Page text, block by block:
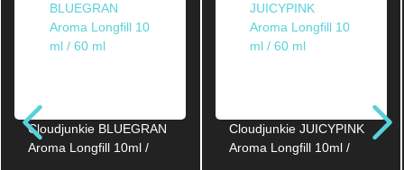
Cloudjunkie BLUEGRAN
Aroma Longfill 10ml /
Cloudjunkie JUICYPINK
Aroma Longfill 10ml /